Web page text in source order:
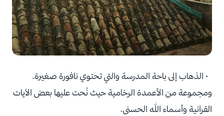
• الذهاب إلى باحة المدرسة والتي تحتوي نافورة صغيرة،
ومجموعة من الأعمدة الرخامية حيث نُحت عليها بعض الآيات
القرآنية وأسماء الله الحسنى.